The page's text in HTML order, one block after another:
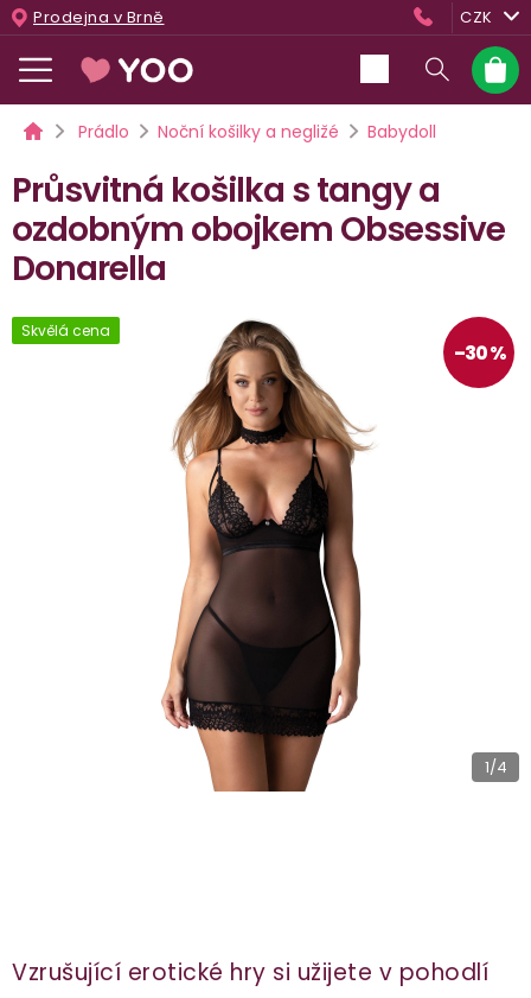
Přejít
na
obsah
Prodejna v Brně CZK
košík
DomůPrádlo Noční košilky a negližé Babydoll
Průsvitná košilka s tangy a
ozdobným obojkem Obsessive
Donarella
1/4
–30 %
Skvělá cena
Vzrušující erotické hry si užijete v pohodlí